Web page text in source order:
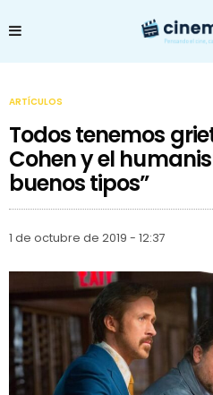
ARTÍCULOS
Todos tenemos
Cohen y el
buenos tipos”
1 de octubre de 2019 - 12:37